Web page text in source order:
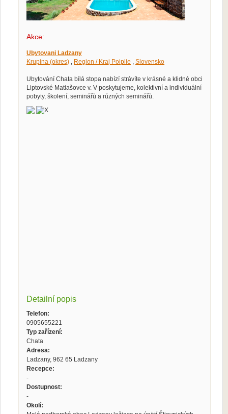
Akce:
Ubytovani Ladzany
Krupina (okres) , Region / Kraj Poiplie , Slovensko
Ubytování Chata bílá stopa nabízí strávíte v krásné a klidné obci
Liptovské Matiašovce v. V poskytujeme, kolektivní a individuální
pobyty, školení, seminářů a různých seminářů.
X
Detailní popis
Telefon:
0905655221
Typ zařízení:
Chata
Adresa:
Ladzany, 962 65 Ladzany
Recepce:
-
Dostupnost:
-
Okolí: